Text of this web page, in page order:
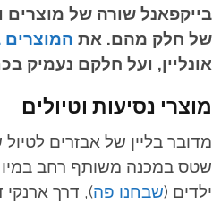
בייקפאנל שורה של מוצרים
של חלק מהם. את
אונליין, ועל חלקם נעמיק
מוצרי נסיעות וטיולים
מדובר בליין של אבזרים
שטס במכנה משותף רחב
ילדים (שבחנו פה), דרך ארנקי